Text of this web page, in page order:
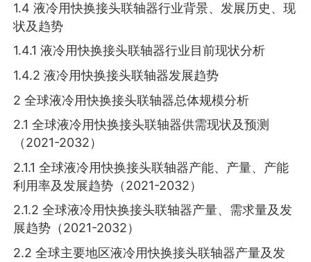
1.4 液冷用快换接头联轴器行业背景、发展历史、现
状及趋势
1.4.1 液冷用快换接头联轴器行业目前现状分析
1.4.2 液冷用快换接头联轴器发展趋势
2 全球液冷用快换接头联轴器总体规模分析
2.1 全球液冷用快换接头联轴器供需现状及预测
（2021-2032）
2.1.1 全球液冷用快换接头联轴器产能、产量、产能
利用率及发展趋势（2021-2032）
2.1.2 全球液冷用快换接头联轴器产量、需求量及发
展趋势（2021-2032）
2.2 全球主要地区液冷用快换接头联轴器产量及发